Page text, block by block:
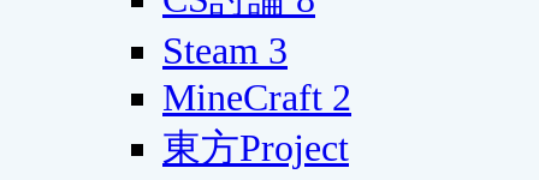
Steam 3
MineCraft 2
東方Project